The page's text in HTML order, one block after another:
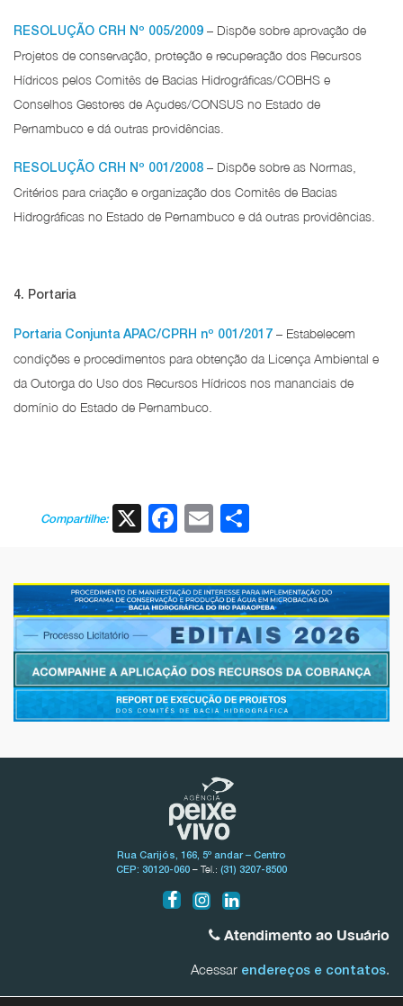
RESOLUÇÃO CRH Nº 005/2009 – Dispõe sobre aprovação de
Projetos de conservação, proteção e recuperação dos Recursos
Hídricos pelos Comitês de Bacias Hidrográficas/COBHS e
Conselhos Gestores de Açudes/CONSUS no Estado de
Pernambuco e dá outras providências.
RESOLUÇÃO CRH Nº 001/2008 – Dispõe sobre as Normas,
Critérios para criação e organização dos Comitês de Bacias
Hidrográficas no Estado de Pernambuco e dá outras providências.
4. Portaria
Portaria Conjunta APAC/CPRH nº 001/2017 – Estabelecem
condições e procedimentos para obtenção da Licença Ambiental e
da Outorga do Uso dos Recursos Hídricos nos mananciais de
domínio do Estado de Pernambuco.
Compartilhe: X Facebook
Email
Rua Carijós, 166, 5º andar – Centro
CEP: 30120-060 – Tel.: (31) 3207-8500
Atendimento ao Usuário
Acessar endereços e contatos